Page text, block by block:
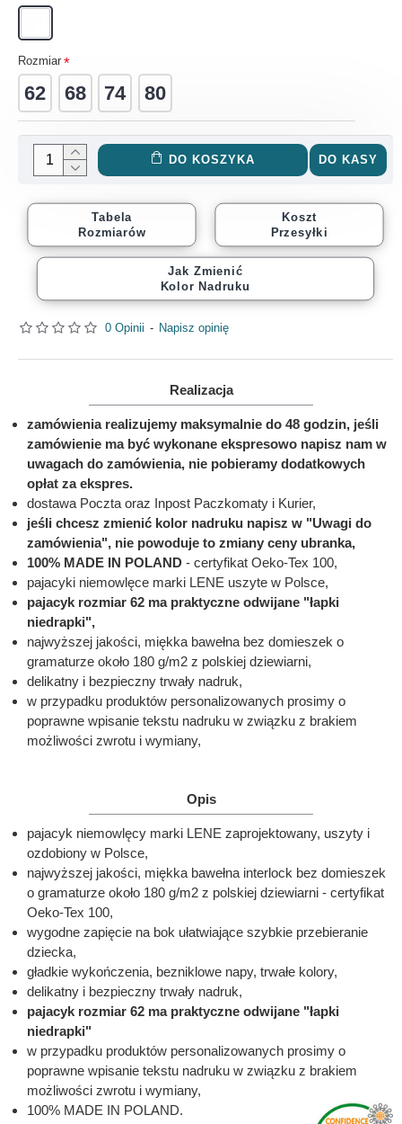
0 Opinii - Napisz opinię
Rozmiar
62 68 74 80
DO KOSZYKA DO KASY
Tabela
Rozmiarów
Koszt
Przesyłki
Jak Zmienić
Kolor Nadruku
Realizacja
zamówienia realizujemy maksymalnie do 48 godzin, jeśli
zamówienie ma być wykonane ekspresowo napisz nam w
uwagach do zamówienia, nie pobieramy dodatkowych
opłat za ekspres.
dostawa Poczta oraz Inpost Paczkomaty i Kurier,
jeśli chcesz zmienić kolor nadruku napisz w "Uwagi do
zamówienia", nie powoduje to zmiany ceny ubranka,
100% MADE IN POLAND - certyfikat Oeko-Tex 100,
pajacyki niemowlęce marki LENE uszyte w Polsce,
pajacyk rozmiar 62 ma praktyczne odwijane "łapki
niedrapki",
najwyższej jakości, miękka bawełna bez domieszek o
gramaturze około 180 g/m2 z polskiej dziewiarni,
delikatny i bezpieczny trwały nadruk,
w przypadku produktów personalizowanych prosimy o
poprawne wpisanie tekstu nadruku w związku z brakiem
możliwości zwrotu i wymiany,
Opis
pajacyk niemowlęcy marki LENE zaprojektowany, uszyty i
ozdobiony w Polsce,
najwyższej jakości, miękka bawełna interlock bez domieszek
o gramaturze około 180 g/m2 z polskiej dziewiarni - certyfikat
Oeko-Tex 100,
wygodne zapięcie na bok ułatwiające szybkie przebieranie
dziecka,
gładkie wykończenia, bezniklowe napy, trwałe kolory,
delikatny i bezpieczny trwały nadruk,
pajacyk rozmiar 62 ma praktyczne odwijane "łapki
niedrapki"
w przypadku produktów personalizowanych prosimy o
poprawne wpisanie tekstu nadruku w związku z brakiem
możliwości zwrotu i wymiany,
100% MADE IN POLAND.